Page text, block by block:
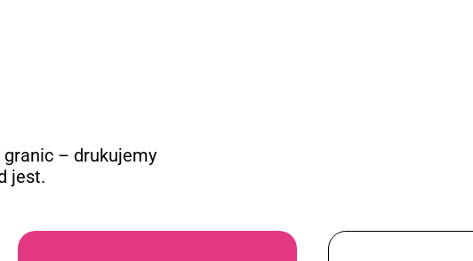
– drukujemy
jest.